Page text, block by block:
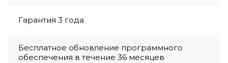
Гарантия 3 года
Бесплатное обновление программного
обеспечения в течение 36 месяцев